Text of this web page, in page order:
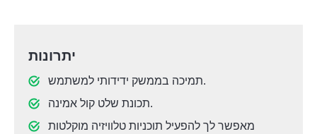
יתרונות
תמיכה בממשק ידידותי למשתמש.
תכונת שלט קול אמינה.
מאפשר לך להפעיל תוכניות טלוויזיה מוקלטות